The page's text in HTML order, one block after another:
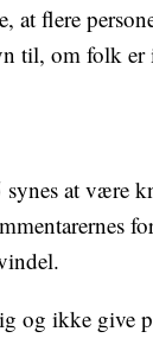
flere
til, om folk er
at være
og ikke give